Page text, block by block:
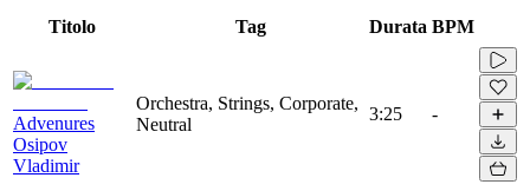
Titolo Tag Durata BPM
Advenures
Osipov
Vladimir
Orchestra, Strings, Corporate,
Neutral
3:25 -